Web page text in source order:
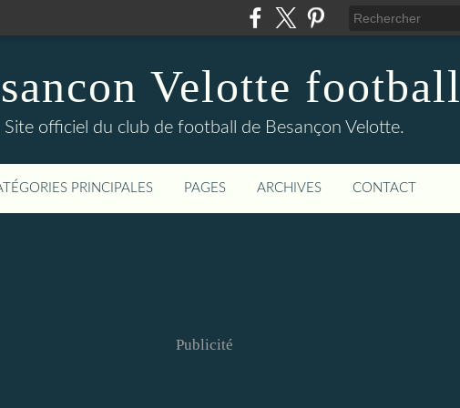
Velotte football
Site officiel du club de football de Besançon Velotte.
PRINCIPALES PAGES ARCHIVES CONTACT
Publicité